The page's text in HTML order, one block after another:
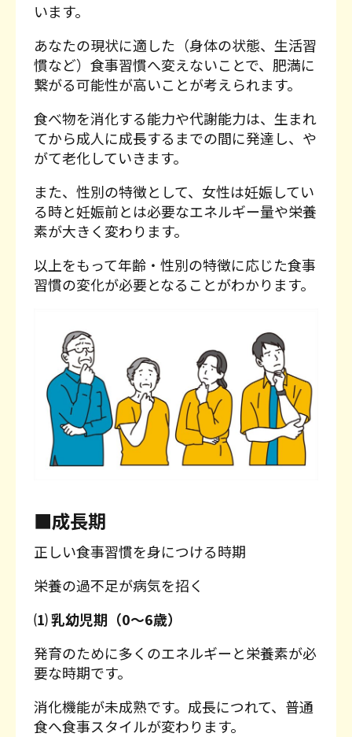
います。
あなたの現状に適した（身体の状態、生活習
慣など）食事習慣へ変えないことで、肥満に
繋がる可能性が高いことが考えられます。
食べ物を消化する能力や代謝能力は、生まれ
てから成人に成長するまでの間に発達し、や
がて老化していきます。
また、性別の特徴として、女性は妊娠してい
る時と妊娠前とは必要なエネルギー量や栄養
素が大きく変わります。
以上をもって年齢・性別の特徴に応じた食事
習慣の変化が必要となることがわかります。
■成長期
正しい食事習慣を身につける時期
栄養の過不足が病気を招く
⑴ 乳幼児期（0〜6歳）
発育のために多くのエネルギーと栄養素が必
要な時期です。
消化機能が未成熟です。成長につれて、普通
食へ食事スタイルが変わります。